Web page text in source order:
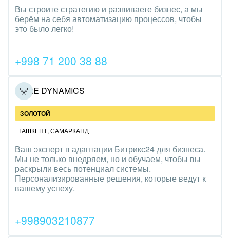
Горнодобывающая отрасль
Досуг, туризм и отдых
Изготовление памятников и мемориальных
комплексов
Инвестиционный бизнес
Интерьер, дизайн, декор
IT, Интернет
Консалтинговые и управленческие услуги
Культурные события, спорт, шоу-бизнес
Мебель, лес, деревообработка
Вы строите стратегию и развиваете бизнес, а мы
берём на себя автоматизацию процессов, чтобы
это было легко!
+998 71 200 38 88
CORE DYNAMICS
ЗОЛОТОЙ
ТАШКЕНТ, САМАРКАНД
Ваш эксперт в адаптации Битрикс24 для бизнеса.
Мы не только внедряем, но и обучаем, чтобы вы
раскрыли весь потенциал системы.
Персонализированные решения, которые ведут к
вашему успеху.
+998903210877